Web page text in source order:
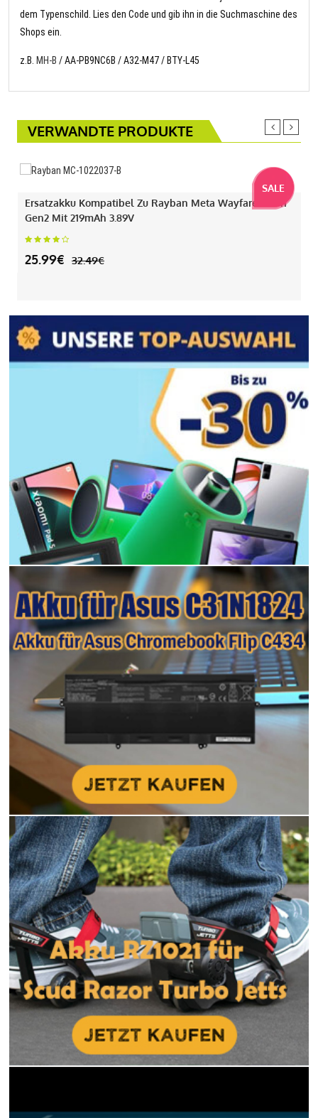
dem Typenschild. Lies den Code und gib ihn in die Suchmaschine des
Shops ein.
z.B. MH-B / AA-PB9NC6B / A32-M47 / BTY-L45
VERWANDTE PRODUKTE
SALE
Ersatzakku Kompatibel Zu Rayban Meta Wayfarer Gen1
Gen2 Mit 219mAh 3.89V
25.99€ 32.49€